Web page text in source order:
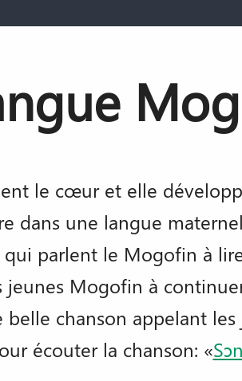
le cœur et elle
dans une langue
parlent le Mogofin à
jeunes Mogofin à
chanson appelant
écouter la chanson: «